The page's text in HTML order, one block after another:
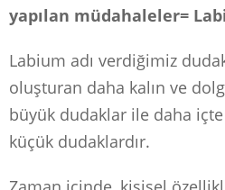
yapılan müdahaleler=
Labium adı verdiğimiz
oluşturan daha kalın ve
büyük dudaklar ile daha
küçük dudaklardır.